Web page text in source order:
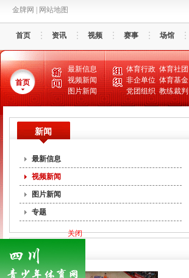
关闭
金牌网 网站地图
首页 资讯 视频 赛事 场馆
首页
最新信息
视频新闻
图片新闻
体育行政 体育社团
非企单位 体育基金
党团组织 教练裁判
新闻
最新信息
视频新闻
图片新闻
专题
推荐信息